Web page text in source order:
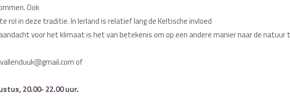
Ook
rol in deze traditie. In Ierland is relatief lang de Keltische invloed
voor het klimaat is het van betekenis om op een andere manier naar de natuur
of
20.00- 22.00 uur.